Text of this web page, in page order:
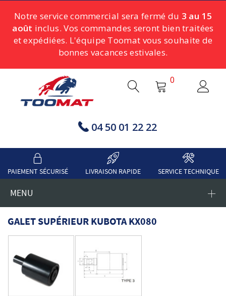
Notre service commercial sera fermé du 3 au 15
août inclus. Vos commandes seront bien traitées
et expédiées. L'équipe Toomat vous souhaite de
bonnes vacances estivales.
04 50 01 22 22
0
PAIEMENT SÉCURISÉ LIVRAISON RAPIDE SERVICE TECHNIQUE
MENU
GALET SUPÉRIEUR KUBOTA KX080